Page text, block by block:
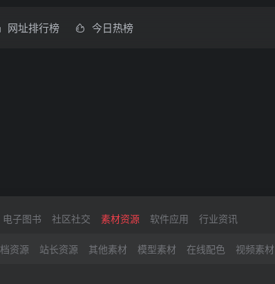
网址排行榜 今日热榜
电子图书 社区社交 素材资源 软件应用 行业资讯
资源 站长资源 其他素材 模型素材 在线配色 视频素材